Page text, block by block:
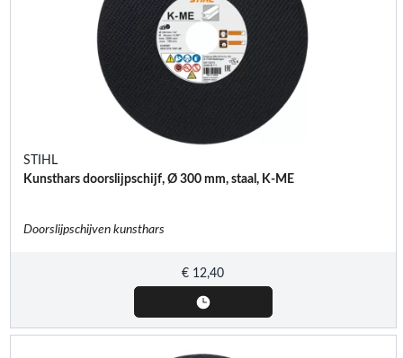
STIHL
Kunsthars doorslijpschijf, Ø 300 mm, staal, K-ME
Doorslijpschijven kunsthars
€ 12,40